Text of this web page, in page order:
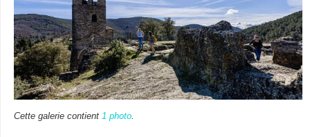
Cette galerie contient 1 photo.